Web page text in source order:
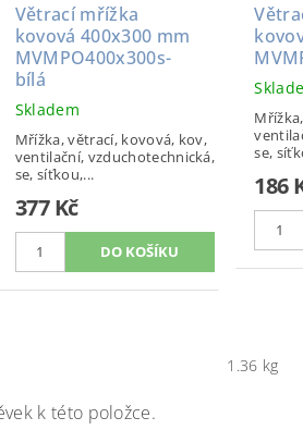
Větrací mřížka
kovová 400x300 mm
MVMPO400x300s-
bílá
Skladem
Mřížka, větrací, kovová, kov,
ventilační, vzduchotechnická,
se, síťkou,...
377 Kč
se,
186
1.36 kg
k této položce.